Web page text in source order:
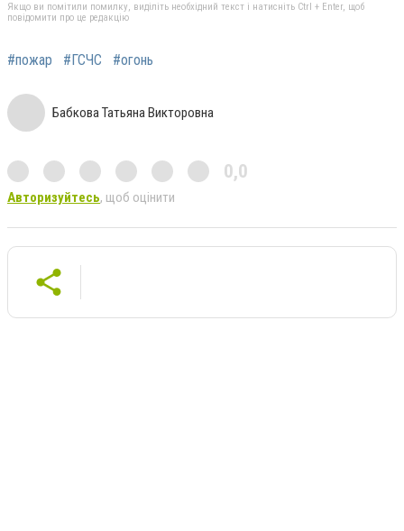
Якщо ви помітили помилку, виділіть необхідний текст і натисніть Ctrl + Enter, щоб
повідомити про це редакцію
#пожар #ГСЧС #огонь
Бабкова Татьяна Викторовна
0,0
Авторизуйтесь, щоб оцінити